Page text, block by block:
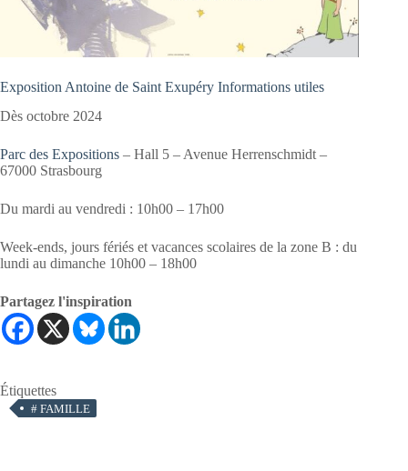
Exposition Antoine de Saint Exupéry Informations utiles
Dès octobre 2024
Parc des Expositions – Hall 5 – Avenue Herrenschmidt –
67000 Strasbourg
Du mardi au vendredi : 10h00 – 17h00
Week-ends, jours fériés et vacances scolaires de la zone B : du
lundi au dimanche 10h00 – 18h00
Partagez l'inspiration
Étiquettes
# FAMILLE